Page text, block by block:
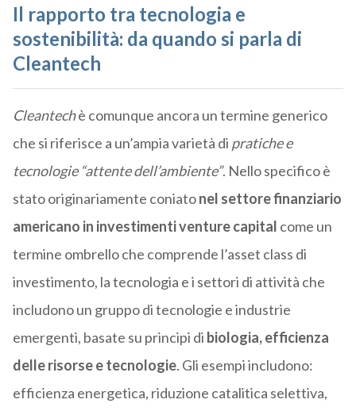
Il rapporto tra tecnologia e
sostenibilità: da quando si parla di
Cleantech
Cleantechè comunque ancora un termine generico
che si riferisce a un’ampia varietà di pratiche e
tecnologie “attente dell’ambiente”. Nello specifico è
stato originariamente coniatonel settore finanziario
americano in investimenti venture capital come un
termine ombrello che comprende l’asset class di
investimento, la tecnologia e i settori di attività che
includono un gruppo di tecnologie e industrie
emergenti, basate su principi di biologia, efficienza
delle risorse e tecnologie. Gli esempi includono:
efficienza energetica, riduzione catalitica selettiva,